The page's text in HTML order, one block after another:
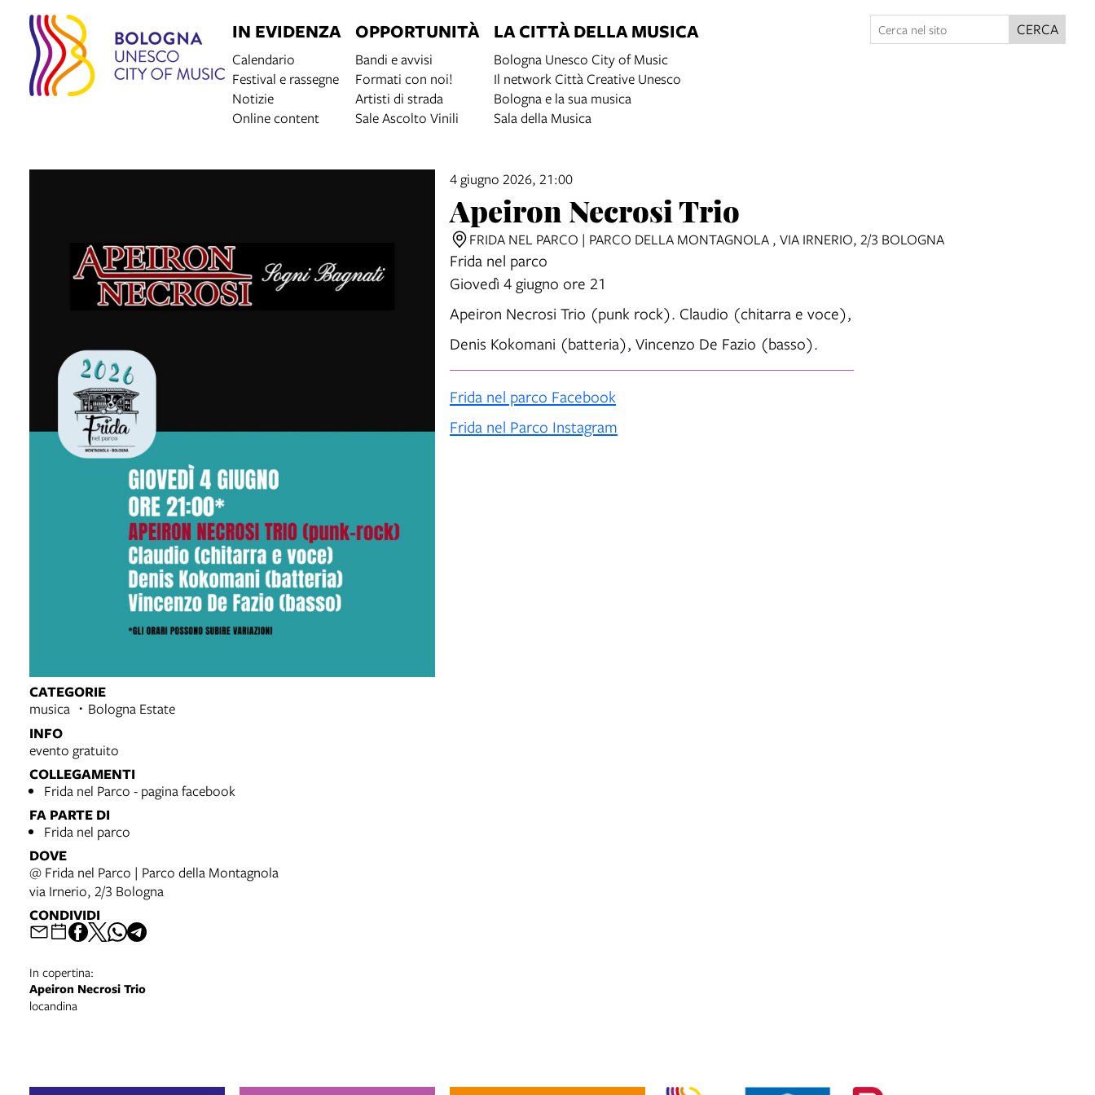
IN EVIDENZA
Calendario
Festival e rassegne
Notizie
Online content
OPPORTUNITÀ
Bandi e avvisi
Formati con noi!
Artisti di strada
Sale Ascolto Vinili
LA CITTÀ DELLA MUSICA
Bologna Unesco City of Music
Il network Città Creative Unesco
Bologna e la sua musica
Sala della Musica
CERCA
CATEGORIE
musica
Bologna Estate
INFO
evento gratuito
COLLEGAMENTI
Frida nel Parco - pagina facebook
FA PARTE DI
Frida nel parco
DOVE
@ Frida nel Parco | Parco della Montagnola
via Irnerio, 2/3 Bologna
CONDIVIDI
In copertina:
Apeiron Necrosi Trio
locandina
4 giugno 2026, 21:00
Apeiron Necrosi Trio
FRIDA NEL PARCO | PARCO DELLA MONTAGNOLA , VIA IRNERIO, 2/3 BOLOGNA
Frida nel parco
Giovedì 4 giugno ore 21
Apeiron Necrosi Trio (punk rock). Claudio (chitarra e voce),
Denis Kokomani (batteria), Vincenzo De Fazio (basso).
Frida nel parco Facebook
Frida nel Parco Instagram